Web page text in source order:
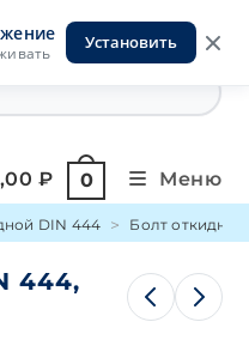
Установить
Горской
₽ 0 Меню
DIN 444 Болт
444,